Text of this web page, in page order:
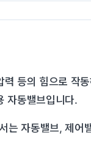
등의 힘으로 작
자동밸브입니다.
자동밸브, 제어